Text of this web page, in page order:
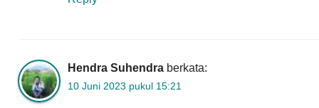
Hendra Suhendra berkata:
10 Juni 2023 pukul 15:21